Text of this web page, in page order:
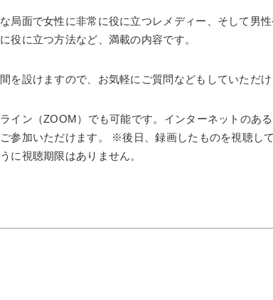
局面で女性に非常に役に立つレメディー、そして男
役に立つ方法など、満載の内容です。
を設けますので、お気軽にご質問などもしていただけ
イン（ZOOM）でも可能です。インターネットのあ
参加いただけます。 ※後日、録画したものを視聴し
に視聴期限はありません。